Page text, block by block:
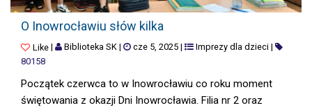
O Inowrocławiu słów kilka
Like| Biblioteka SK| cze 5, 2025| Imprezy dla dzieci|
80158
Początek czerwca to w Inowrocławiu co roku moment
świętowania z okazji Dni Inowrocławia. Filia nr 2 oraz
O INOWROCŁAWIU SŁÓW KILKA